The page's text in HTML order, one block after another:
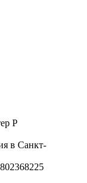
Р
в Санкт-